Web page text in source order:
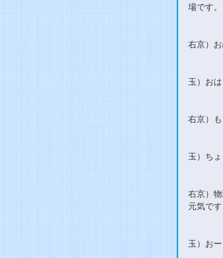
場です。
右京）
玉）お
右京）
玉）ち
右京）
元気で
玉）お